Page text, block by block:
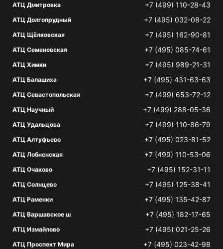
АТЦ Дмитровка +7 (499) 110-28-43
АТЦ Долгопрудный +7 (495) 032-08-22
АТЦ Щёлковская +7 (495) 162-90-81
АТЦ Семеновская +7 (495) 085-74-61
АТЦ Химки +7 (495) 989-21-31
АТЦ Балашиха +7 (495) 431-63-63
АТЦ Севастопольская +7 (499) 653-72-12
АТЦ Научный +7 (499) 288-05-36
АТЦ Удальцова +7 (499) 110-86-79
АТЦ Алтуфьево +7 (495) 023-81-52
АТЦ Лобненская +7 (499) 110-53-06
АТЦ Очаково +7 (495) 152-31-11
АТЦ Солнцево +7 (495) 125-38-41
АТЦ Раменки +7 (495) 135-42-87
АТЦ Варшавское ш +7 (495) 182-17-65
АТЦ Измайлово +7 (495) 021-25-26
АТЦ Проспект Мира +7 (495) 023-42-98